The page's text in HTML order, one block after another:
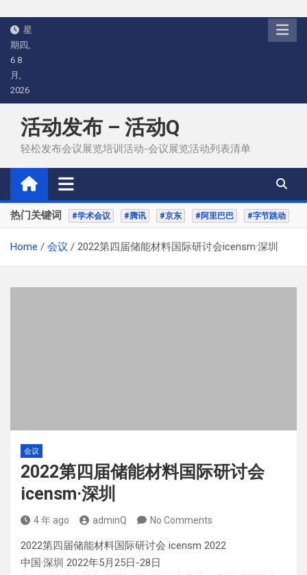
Skip
content
星
期四,
6 8
月,
2026
活动发布 – 活动Q
轻松发布会议展览培训活动-会议展览活动列表清单
热门关键词 #学术会议 #腾讯 #京东 #阿里巴巴 #字节跳动
Home 会议 2022第四届储能材料国际研讨会icensm·深圳
会议
2022第四届储能材料国际研讨会
icensm·深圳
4 年 ago adminQ No Comments
2022第四届储能材料国际研讨会 icensm 2022
中国·深圳 2022年5月25日-28日